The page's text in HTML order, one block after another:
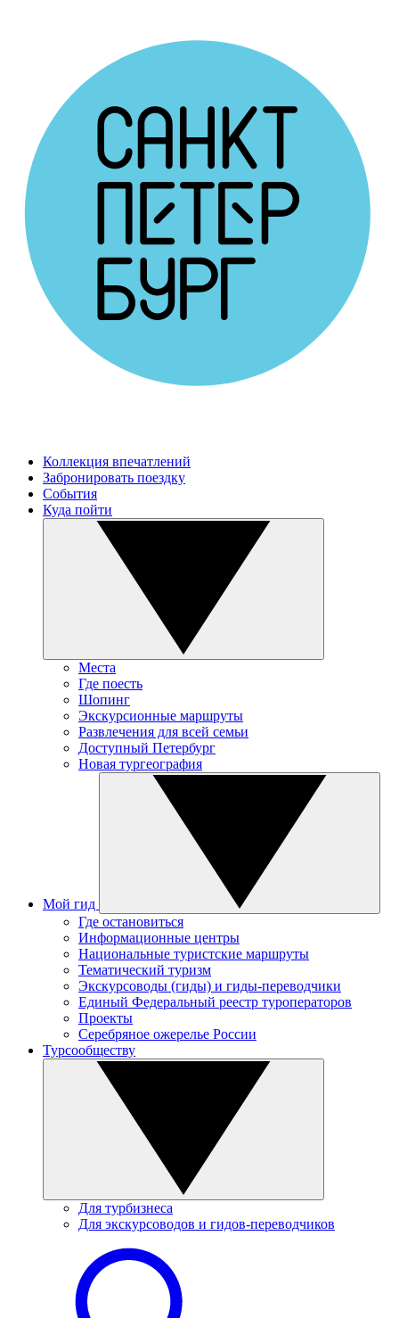
Коллекция впечатлений
Забронировать поездку
События
Куда пойти
Места
Где поесть
Шопинг
Экскурсионные маршруты
Развлечения для всей семьи
Доступный Петербург
Новая тургеография
Мой гид
Где остановиться
Информационные центры
Национальные туристские маршруты
Тематический туризм
Экскурсоводы (гиды) и гиды-переводчики
Единый Федеральный реестр туроператоров
Проекты
Серебряное ожерелье России
Турсообществу
Для турбизнеса
Для экскурсоводов и гидов-переводчиков